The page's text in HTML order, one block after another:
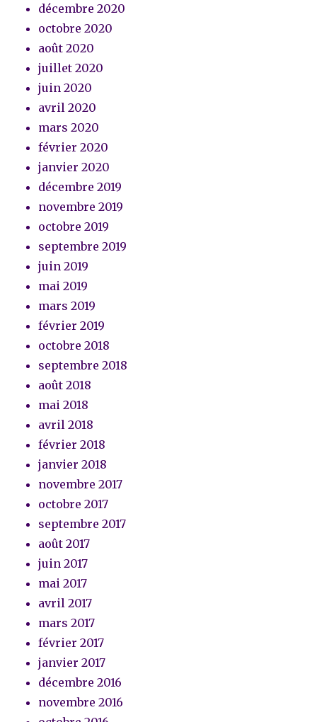
décembre 2020
octobre 2020
août 2020
juillet 2020
juin 2020
avril 2020
mars 2020
février 2020
janvier 2020
décembre 2019
novembre 2019
octobre 2019
septembre 2019
juin 2019
mai 2019
mars 2019
février 2019
octobre 2018
septembre 2018
août 2018
mai 2018
avril 2018
février 2018
janvier 2018
novembre 2017
octobre 2017
septembre 2017
août 2017
juin 2017
mai 2017
avril 2017
mars 2017
février 2017
janvier 2017
décembre 2016
novembre 2016